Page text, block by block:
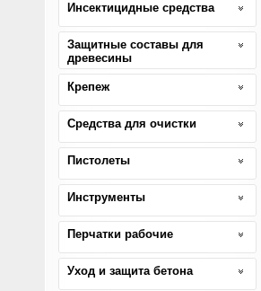
Инсектицидные средства
Защитные составы для
древесины
Крепеж
Средства для очистки
Пистолеты
Инструменты
Перчатки рабочие
Уход и защита бетона